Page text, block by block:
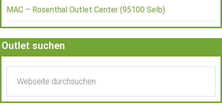
MAC – Rosenthal Outlet Center (95100 Selb)
Outlet suchen